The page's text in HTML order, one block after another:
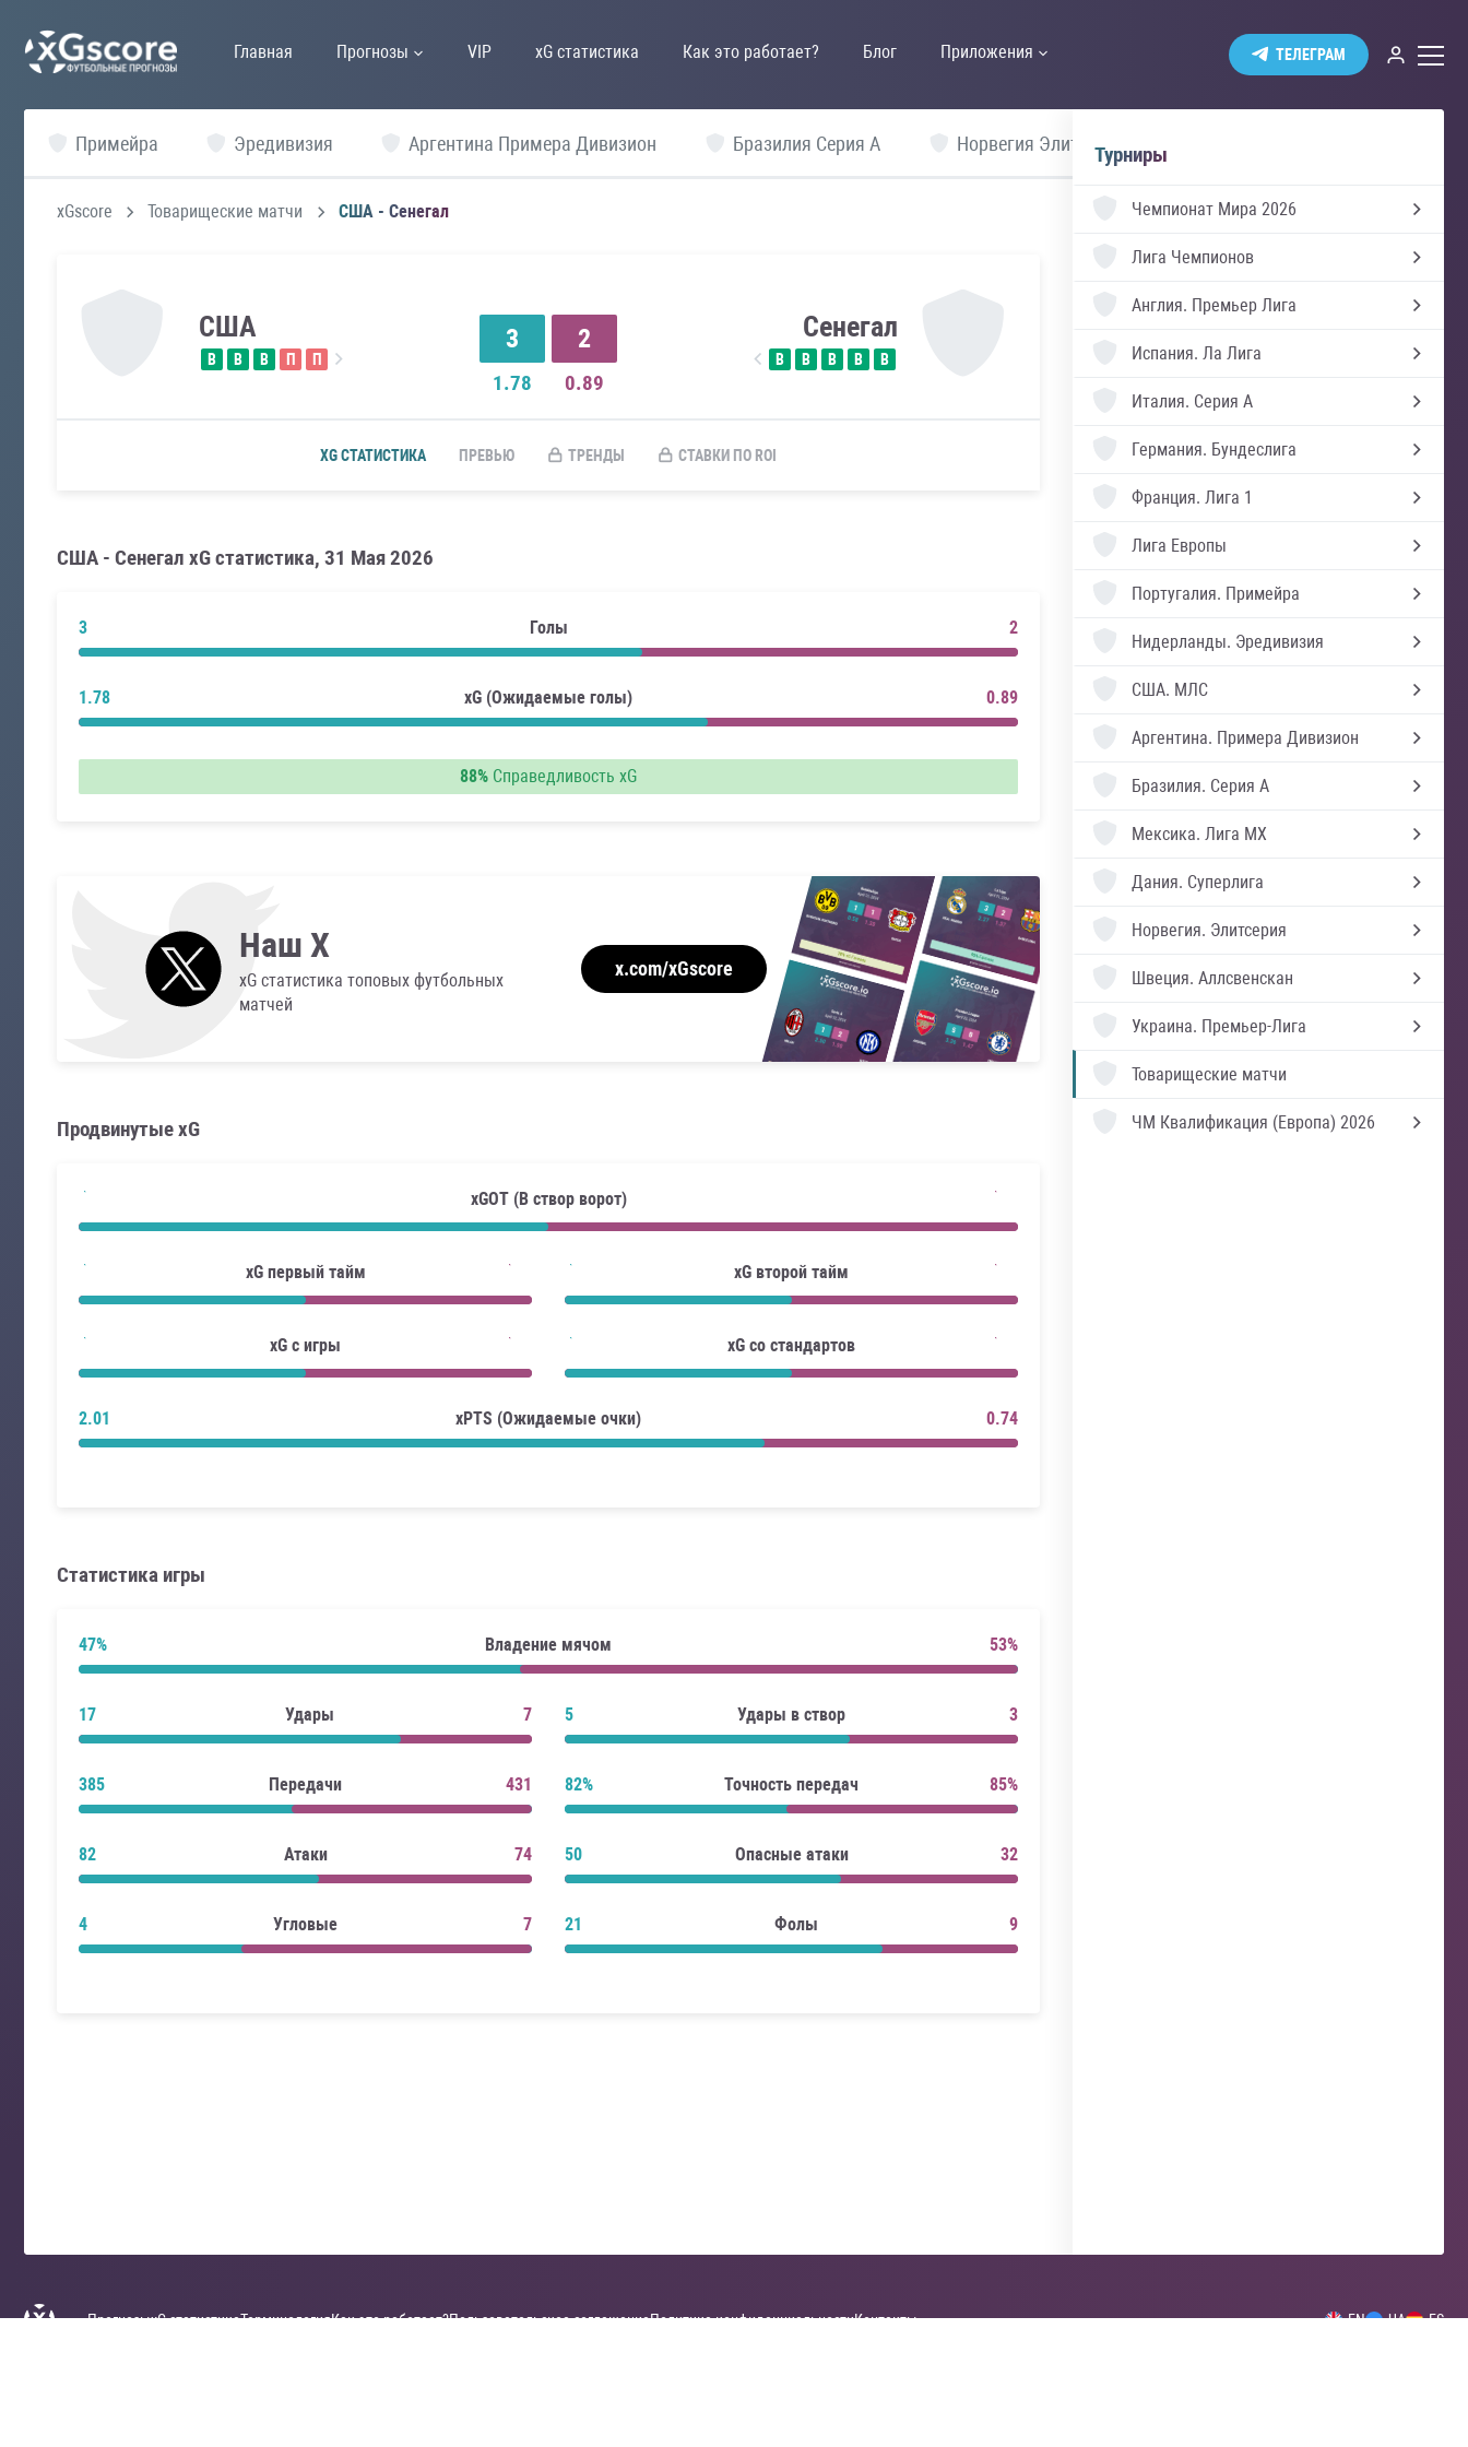
Главная Прогнозы VIP xG статистика Как это работает? Блог Приложения ТЕЛЕГРАМ
Примейра Эредивизия Аргентина Примера Дивизион Бразилия Серия А Норвегия Элитсерия
xGscore Товарищеские матчи США - Сенегал
США
В В В П П
3
1.78
2
0.89
Сенегал
В В В В В
XG СТАТИСТИКА ПРЕВЬЮ ТРЕНДЫ СТАВКИ ПО ROI
США - Сенегал xG статистика, 31 Мая 2026
3 Голы 2
1.78 xG (Ожидаемые голы) 0.89
88% Справедливость xG
Наш X
xG статистика топовых футбольных
матчей
x.com/xGscore
Продвинутые xG
xGOT (В створ ворот)
xG первый тайм xG второй тайм
xG с игры xG со стандартов
2.01 xPTS (Ожидаемые очки) 0.74
Статистика игры
47% Владение мячом 53%
17 Удары 7 5 Удары в створ 3
385 Передачи 431 82% Точность передач 85%
82 Атаки 74 50 Опасные атаки 32
4 Угловые 7 21 Фолы 9
Турниры
Чемпионат Мира 2026
Лига Чемпионов
Англия. Премьер Лига
Испания. Ла Лига
Италия. Серия А
Германия. Бундеслига
Франция. Лига 1
Лига Европы
Португалия. Примейра
Нидерланды. Эредивизия
США. МЛС
Аргентина. Примера Дивизион
Бразилия. Серия А
Мексика. Лига MX
Дания. Суперлига
Норвегия. Элитсерия
Швеция. Аллсвенскан
Украина. Премьер-Лига
Товарищеские матчи
ЧМ Квалификация (Европа) 2026
ПрогнозыxG статистикаТерминологияКак это работает?Пользовательское соглашениеПолитика конфиденциальностиКонтакты EN UA ES